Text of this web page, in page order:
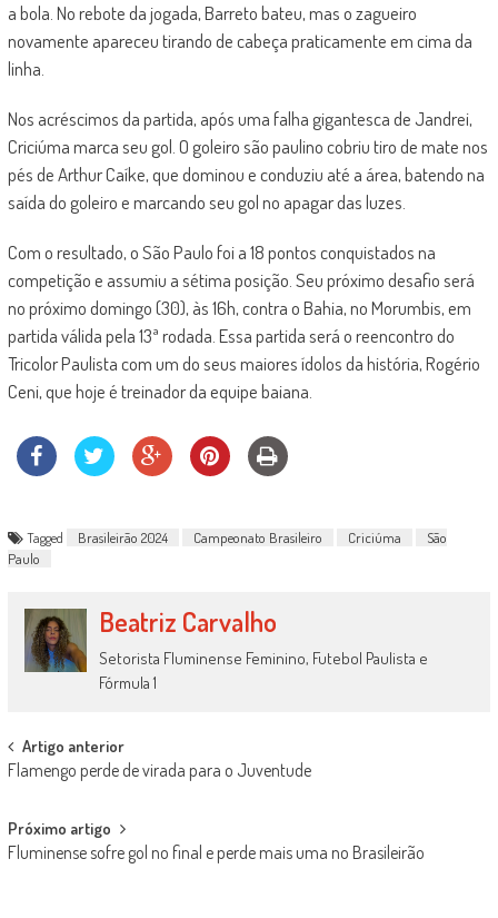
a bola. No rebote da jogada, Barreto bateu, mas o zagueiro
novamente apareceu tirando de cabeça praticamente em cima da
linha.
Nos acréscimos da partida, após uma falha gigantesca de Jandrei,
Criciúma marca seu gol. O goleiro são paulino cobriu tiro de mate nos
pés de Arthur Caíke, que dominou e conduziu até a área, batendo na
saída do goleiro e marcando seu gol no apagar das luzes.
Com o resultado, o São Paulo foi a 18 pontos conquistados na
competição e assumiu a sétima posição. Seu próximo desafio será
no próximo domingo (30), às 16h, contra o Bahia, no Morumbis, em
partida válida pela 13ª rodada. Essa partida será o reencontro do
Tricolor Paulista com um do seus maiores ídolos da história, Rogério
Ceni, que hoje é treinador da equipe baiana.
Tagged Brasileirão 2024 Campeonato Brasileiro Criciúma
São
Paulo
Beatriz Carvalho
Setorista Fluminense Feminino, Futebol Paulista e
Fórmula 1
Post
navigation
Artigo anterior
Flamengo perde de virada para o Juventude
Próximo artigo
Fluminense sofre gol no final e perde mais uma no Brasileirão